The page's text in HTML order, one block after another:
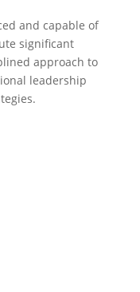
and capable of
significant
approach to
leadership